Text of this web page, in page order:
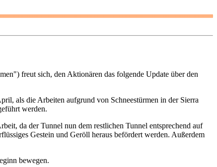
freut sich, den Aktionären das folgende Update über den
als die Arbeiten aufgrund von Schneestürmen in der Sierra
werden.
da der Tunnel nun dem restlichen Tunnel entsprechend auf
Gestein und Geröll heraus befördert werden. Außerdem
bewegen.